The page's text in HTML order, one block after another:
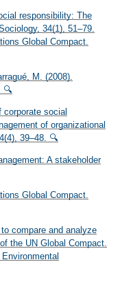
responsibility: The
34(1), 51–79.
Global Compact.
M. (2008).
🔍
corporate social
of organizational
39–48. 🔍
A stakeholder
Global Compact.
compare and analyze
the UN Global Compact.